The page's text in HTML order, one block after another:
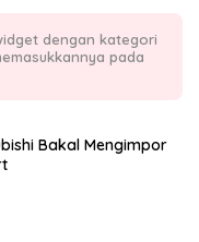
dengan kategori
pada
Bakal Mengimpor